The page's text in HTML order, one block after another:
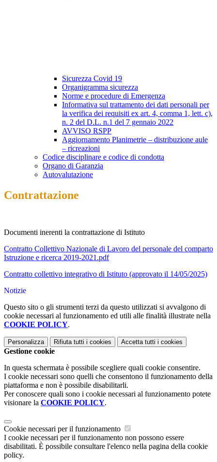
Sicurezza Covid 19
Organigramma sicurezza
Norme e procedure di Emergenza
Informativa sul trattamento dei dati personali per
la verifica dei requisiti ex art. 4, comma 1, lett. c),
n. 2 del D.L. n.1 del 7 gennaio 2022
AVVISO RSPP
Aggiornamento Planimetrie – distribuzione aule
– ricreazioni
Codice disciplinare e codice di condotta
Organo di Garanzia
Autovalutazione
Contrattazione
Documenti inerenti la contrattazione di Istituto
Contratto Collettivo Nazionale di Lavoro del personale del comparto
Istruzione e ricerca 2019-2021.pdf
Contratto collettivo integrativo di Istituto (approvato il 14/05/2025)
Notizie
Questo sito o gli strumenti terzi da questo utilizzati si avvalgono di
cookie necessari al funzionamento ed utili alle finalità illustrate nella
COOKIE POLICY.
Personalizza Rifiuta tutti i cookies Accetta tutti i cookies
Gestione cookie
In questa schermata è possibile scegliere quali cookie consentire.
I cookie necessari sono quelli che consentono il funzionamento della
piattaforma e non è possibile disabilitarli.
Per conoscere quali sono i cookie necessari al funzionamento potete
visionare la COOKIE POLICY.
Cookie necessari per il funzionamento
I cookie necessari per il funzionamento non possono essere
disabilitati. È possibile consultare l'elenco nella pagina della cookie
policy.